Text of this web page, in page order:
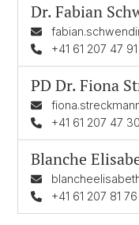
Dr.Fabian
+41 61 207 47 91
PD Dr.Fiona
+41 61 207 47 30
Blanche
+41 61 207 81 76